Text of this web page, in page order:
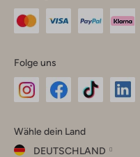
Folge uns
Instagram
Facebook
TikTok
Wähle dein Land
DEUTSCHLAND